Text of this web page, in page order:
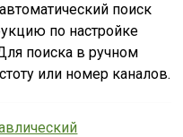
поиск
по настройке
поиска в ручном
или номер каналов.